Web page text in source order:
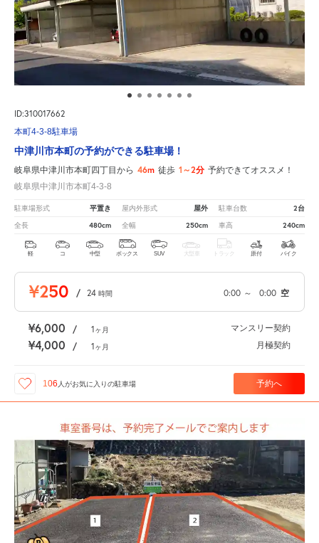
ID:310017662
本町4-3-8駐車場
中津川市本町の予約ができる駐車場！
岐阜県中津川市本町四丁目から 46m 徒歩 1～2分 予約できてオススメ！
岐阜県中津川市本町4-3-8
駐車場形式 平置き 屋内外形式 屋外 駐車台数 2台
全長 480cm 全幅 250cm 車高 240cm
軽 コ 中型 ボックス SUV 大型車 トラック 原付 バイク
¥250 / 24 時間 0:00 ～ 0:00 空
¥6,000 / 1ヶ月 マンスリー契約
¥4,000 / 1ヶ月 月極契約
106 人がお気に入りの駐車場 予約へ